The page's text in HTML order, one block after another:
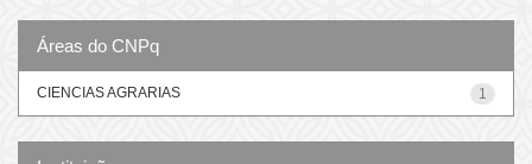
Áreas do CNPq
1
CIENCIAS AGRARIAS